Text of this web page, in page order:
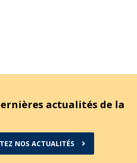
actualités de la
NOS ACTUALITÉS